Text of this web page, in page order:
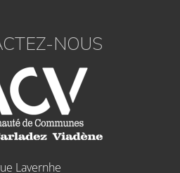
NOUS
Lavernhe